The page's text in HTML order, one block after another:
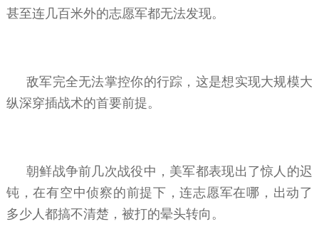
甚至连几百米外的志愿军都无法发现。
敌军完全无法掌控你的行踪，这是想实现大规模大
纵深穿插战术的首要前提。
朝鲜战争前几次战役中，美军都表现出了惊人的迟
钝，在有空中侦察的前提下，连志愿军在哪，出动了
多少人都搞不清楚，被打的晕头转向。